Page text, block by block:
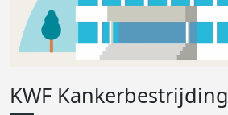
KWF Kankerbestrijding